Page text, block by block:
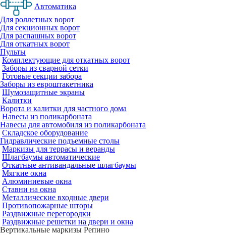
Автоматика
Для роллетных ворот
Для секционных ворот
Для распашных ворот
Для откатных ворот
Пульты
Комплектующие для откатных ворот
Заборы из сварной сетки
Готовые секции забора
Заборы из евроштакетника
Шумозащитные экраны
Калитки
Ворота и калитки для частного дома
Навесы из поликарбоната
Навесы для автомобиля из поликарбоната
Складское оборудование
Гидравлические подъемные столы
Маркизы для террасы и веранды
Шлагбаумы автоматические
Откатные антивандальные шлагбаумы
Мягкие окна
Алюминиевые окна
Ставни на окна
Металлические входные двери
Противопожарные шторы
Раздвижные перегородки
Раздвижные решетки на двери и окна
Вертикальные маркизы Репино